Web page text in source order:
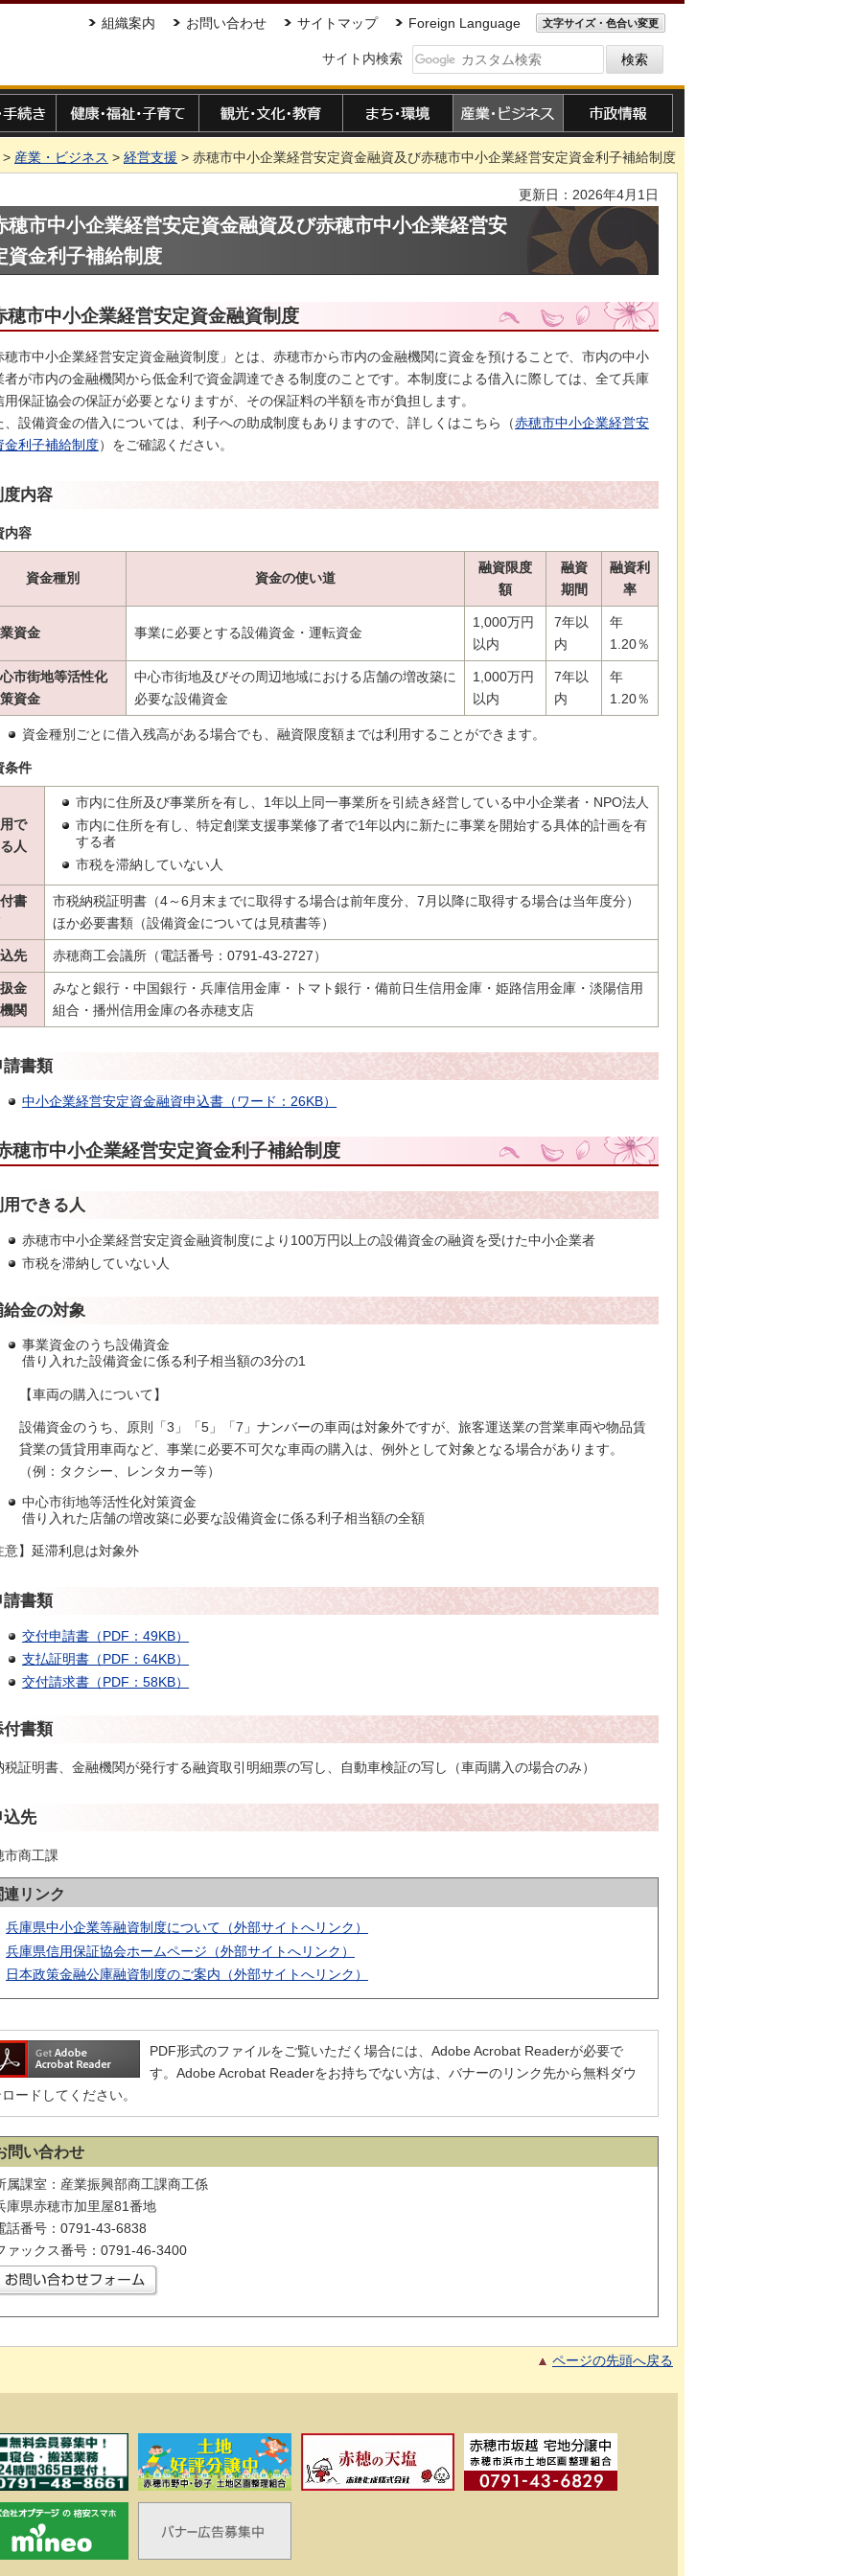
組織案内 お問い合わせ サイトマップ Foreign Language 文字サイズ・色合い変更
サイト内検索
> 産業・ビジネス > 経営支援 > 赤穂市中小企業経営安定資金融資及び赤穂市中小企業経営安定資金利子補給制度
更新日：2026年4月1日
穂市中小企業経営安定資金融資及び赤穂市中小企業経営安
資金利子補給制度
穂市中小企業経営安定資金融資制度
穂市中小企業経営安定資金融資制度」とは、赤穂市から市内の金融機関に資金を預けることで、市内の中小
者が市内の金融機関から低金利で資金調達できる制度のことです。本制度による借入に際しては、全て兵庫
用保証協会の保証が必要となりますが、その保証料の半額を市が負担します。
、設備資金の借入については、利子への助成制度もありますので、詳しくはこちら（赤穂市中小企業経営安
金利子補給制度）をご確認ください。
度内容
内容
資金種別 資金の使い道
融資限度
額
融資
期間
融資利
率
資金 事業に必要とする設備資金・運転資金
1,000万円
以内
7年以
内
年
1.20％
市街地等活性化
資金
中心市街地及びその周辺地域における店舗の増改築に
必要な設備資金
1,000万円
以内
7年以
内
年
1.20％
資金種別ごとに借入残高がある場合でも、融資限度額までは利用することができます。
条件
で
人
市内に住所及び事業所を有し、1年以上同一事業所を引続き経営している中小企業者・NPO法人
市内に住所を有し、特定創業支援事業修了者で1年以内に新たに事業を開始する具体的計画を有
する者
市税を滞納していない人
書
市税納税証明書（4～6月末までに取得する場合は前年度分、7月以降に取得する場合は当年度分）
ほか必要書類（設備資金については見積書等）
先 赤穂商工会議所（電話番号：0791-43-2727）
金
関
みなと銀行・中国銀行・兵庫信用金庫・トマト銀行・備前日生信用金庫・姫路信用金庫・淡陽信用
組合・播州信用金庫の各赤穂支店
請書類
中小企業経営安定資金融資申込書（ワード：26KB）
穂市中小企業経営安定資金利子補給制度
用できる人
赤穂市中小企業経営安定資金融資制度により100万円以上の設備資金の融資を受けた中小企業者
市税を滞納していない人
給金の対象
事業資金のうち設備資金
借り入れた設備資金に係る利子相当額の3分の1
【車両の購入について】
設備資金のうち、原則「3」「5」「7」ナンバーの車両は対象外ですが、旅客運送業の営業車両や物品賃
貸業の賃貸用車両など、事業に必要不可欠な車両の購入は、例外として対象となる場合があります。
（例：タクシー、レンタカー等）
中心市街地等活性化対策資金
借り入れた店舗の増改築に必要な設備資金に係る利子相当額の全額
意】延滞利息は対象外
請書類
交付申請書（PDF：49KB）
支払証明書（PDF：64KB）
交付請求書（PDF：58KB）
付書類
税証明書、金融機関が発行する融資取引明細票の写し、自動車検証の写し（車両購入の場合のみ）
込先
市商工課
連リンク
兵庫県中小企業等融資制度について（外部サイトへリンク）
兵庫県信用保証協会ホームページ（外部サイトへリンク）
日本政策金融公庫融資制度のご案内（外部サイトへリンク）
PDF形式のファイルをご覧いただく場合には、Adobe Acrobat Readerが必要で
す。Adobe Acrobat Readerをお持ちでない方は、バナーのリンク先から無料ダウ
ードしてください。
問い合わせ
属課室：産業振興部商工課商工係
庫県赤穂市加里屋81番地
話番号：0791-43-6838
ァックス番号：0791-46-3400
ページの先頭へ戻る